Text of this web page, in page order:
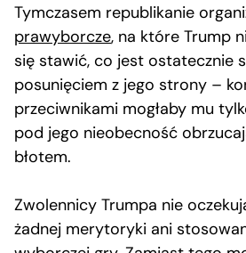
Tymczasem republikanie
prawyborcze, na które Trump
się stawić, co jest ostatecznie
posunięciem z jego strony –
przeciwnikami mogłaby mu
pod jego nieobecność
błotem.
Zwolennicy Trumpa nie
żadnej merytoryki ani